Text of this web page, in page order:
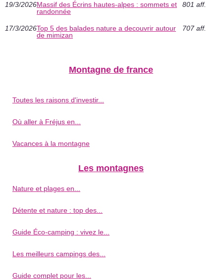
19/3/2026Massif des Écrins hautes-alpes : sommets et
randonnée
801 aff.
17/3/2026Top 5 des balades nature a decouvrir autour
de mimizan
707 aff.
Montagne de france
Toutes les raisons d'investir...
Où aller à Fréjus en...
Vacances à la montagne
Les montagnes
Nature et plages en...
Détente et nature : top des...
Guide Éco-camping : vivez le...
Les meilleurs campings des...
Guide complet pour les...